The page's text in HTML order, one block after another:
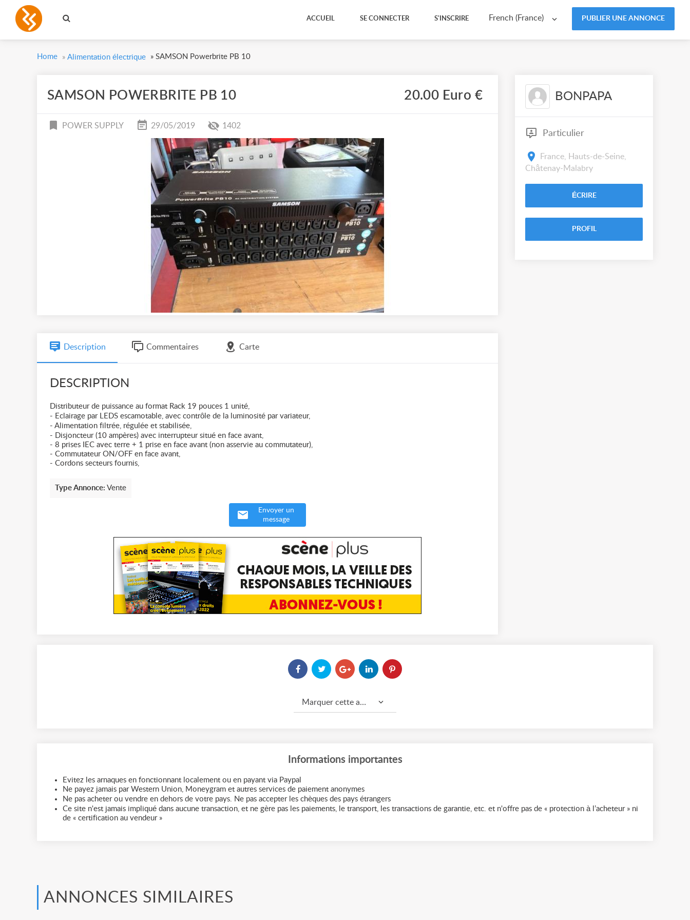
French (France) PUBLIER UNE ANNONCE
ACCUEIL SE CONNECTER S'INSCRIRE
Home » Alimentation électrique » SAMSON Powerbrite PB 10
SAMSON POWERBRITE PB 10 20.00 Euro €
POWER SUPPLY 29/05/2019 1402
Description Commentaires Carte
DESCRIPTION
Distributeur de puissance au format Rack 19 pouces 1 unité,
- Eclairage par LEDS escamotable, avec contrôle de la luminosité par variateur,
- Alimentation filtrée, régulée et stabilisée,
- Disjoncteur (10 ampères) avec interrupteur situé en face avant,
- 8 prises IEC avec terre + 1 prise en face avant (non asservie au commutateur),
- Commutateur ON/OFF en face avant,
- Cordons secteurs fournis,
Type Annonce: Vente
Envoyer un
message
BONPAPA
Particulier
France, Hauts-de-Seine,
Châtenay-Malabry
ÉCRIRE
PROFIL
Marquer cette annonce comme...
Informations importantes
Evitez les arnaques en fonctionnant localement ou en payant via Paypal
Ne payez jamais par Western Union, Moneygram et autres services de paiement anonymes
Ne pas acheter ou vendre en dehors de votre pays. Ne pas accepter les chèques des pays étrangers
Ce site n'est jamais impliqué dans aucune transaction, et ne gère pas les paiements, le transport, les transactions de garantie, etc. et n'offre pas de « protection à l’acheteur » ni
de « certification au vendeur »
ANNONCES SIMILAIRES